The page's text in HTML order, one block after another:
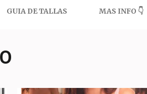
GUIA DE TALLAS MAS INFO 👇